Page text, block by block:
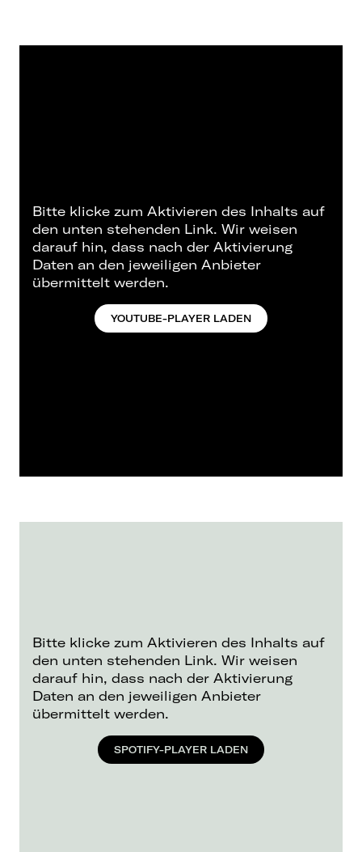
Bitte klicke zum Aktivieren des Inhalts auf
den unten stehenden Link. Wir weisen
darauf hin, dass nach der Aktivierung
Daten an den jeweiligen Anbieter
übermittelt werden.
YOUTUBE-PLAYER LADEN
Bitte klicke zum Aktivieren des Inhalts auf
den unten stehenden Link. Wir weisen
darauf hin, dass nach der Aktivierung
Daten an den jeweiligen Anbieter
übermittelt werden.
SPOTIFY-PLAYER LADEN